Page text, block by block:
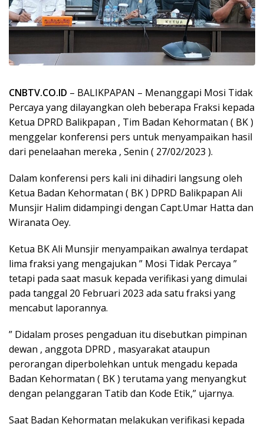
CNBTV.CO.ID – BALIKPAPAN – Menanggapi Mosi Tidak
Percaya yang dilayangkan oleh beberapa Fraksi kepada
Ketua DPRD Balikpapan , Tim Badan Kehormatan ( BK )
menggelar konferensi pers untuk menyampaikan hasil
dari penelaahan mereka , Senin ( 27/02/2023 ).
Dalam konferensi pers kali ini dihadiri langsung oleh
Ketua Badan Kehormatan ( BK ) DPRD Balikpapan Ali
Munsjir Halim didampingi dengan Capt.Umar Hatta dan
Wiranata Oey.
Ketua BK Ali Munsjir menyampaikan awalnya terdapat
lima fraksi yang mengajukan ” Mosi Tidak Percaya ”
tetapi pada saat masuk kepada verifikasi yang dimulai
pada tanggal 20 Februari 2023 ada satu fraksi yang
mencabut laporannya.
” Didalam proses pengaduan itu disebutkan pimpinan
dewan , anggota DPRD , masyarakat ataupun
perorangan diperbolehkan untuk mengadu kepada
Badan Kehormatan ( BK ) terutama yang menyangkut
dengan pelanggaran Tatib dan Kode Etik,” ujarnya.
Saat Badan Kehormatan melakukan verifikasi kepada